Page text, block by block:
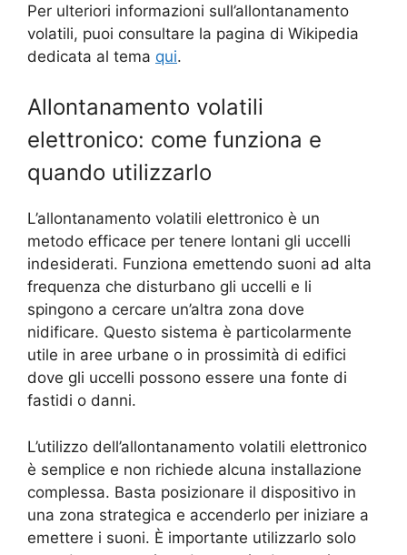
Per ulteriori informazioni sull’allontanamento
volatili, puoi consultare la pagina di Wikipedia
dedicata al tema qui.
Allontanamento volatili
elettronico: come funziona e
quando utilizzarlo
L’allontanamento volatili elettronico è un
metodo efficace per tenere lontani gli uccelli
indesiderati. Funziona emettendo suoni ad alta
frequenza che disturbano gli uccelli e li
spingono a cercare un’altra zona dove
nidificare. Questo sistema è particolarmente
utile in aree urbane o in prossimità di edifici
dove gli uccelli possono essere una fonte di
fastidi o danni.
L’utilizzo dell’allontanamento volatili elettronico
è semplice e non richiede alcuna installazione
complessa. Basta posizionare il dispositivo in
una zona strategica e accenderlo per iniziare a
emettere i suoni. È importante utilizzarlo solo